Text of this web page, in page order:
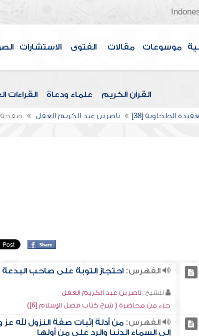
موسوعات مقالات الفتوى الاستشارات
القرآن الكريم علماء ودعاة القراءات
الطحاوية [38] ناصر بن عبد الكريم العقل صفحة
الفهرس: احتجاز التوبة على صاحب البدعة
للشيخ: ناصر بن عبد الكريم العقل
جزء من محاضرة ( شرح كتاب فضل الإسلام [6])
الفهرس: من أدلة إثبات صفة النزول لله
إلى السماء الدنيا والرد على من أولها